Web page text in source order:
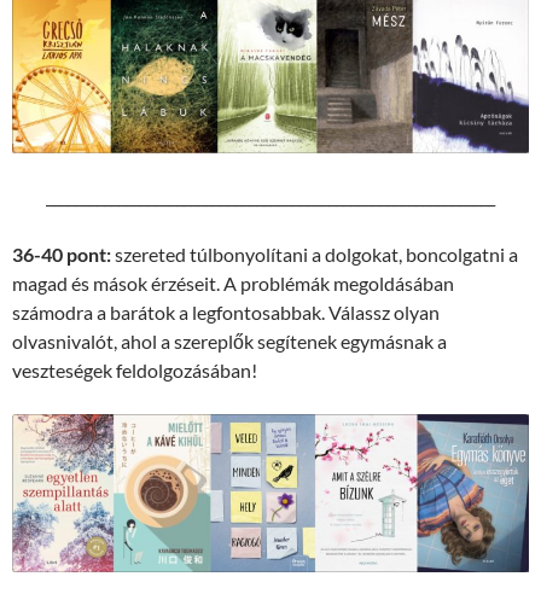
36-40 pont:szereted túlbonyolítani a dolgokat, boncolgatni a
magad és mások érzéseit. A problémák megoldásában
számodra a barátok a legfontosabbak. Válassz olyan
olvasnivalót, ahol a szereplők segítenek egymásnak a
veszteségek feldolgozásában!